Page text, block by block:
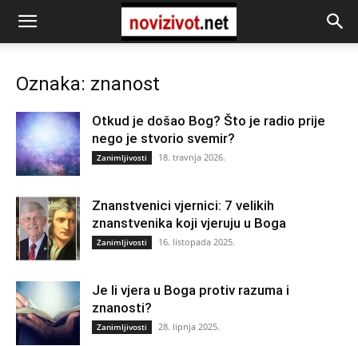
Oznaka: znanost
Otkud je došao Bog? Što je radio prije
nego je stvorio svemir?
Zanimljivosti 18. travnja 2026.
Znanstvenici vjernici: 7 velikih
znanstvenika koji vjeruju u Boga
Zanimljivosti 16. listopada 2025.
Je li vjera u Boga protiv razuma i
znanosti?
Zanimljivosti 28. lipnja 2025.